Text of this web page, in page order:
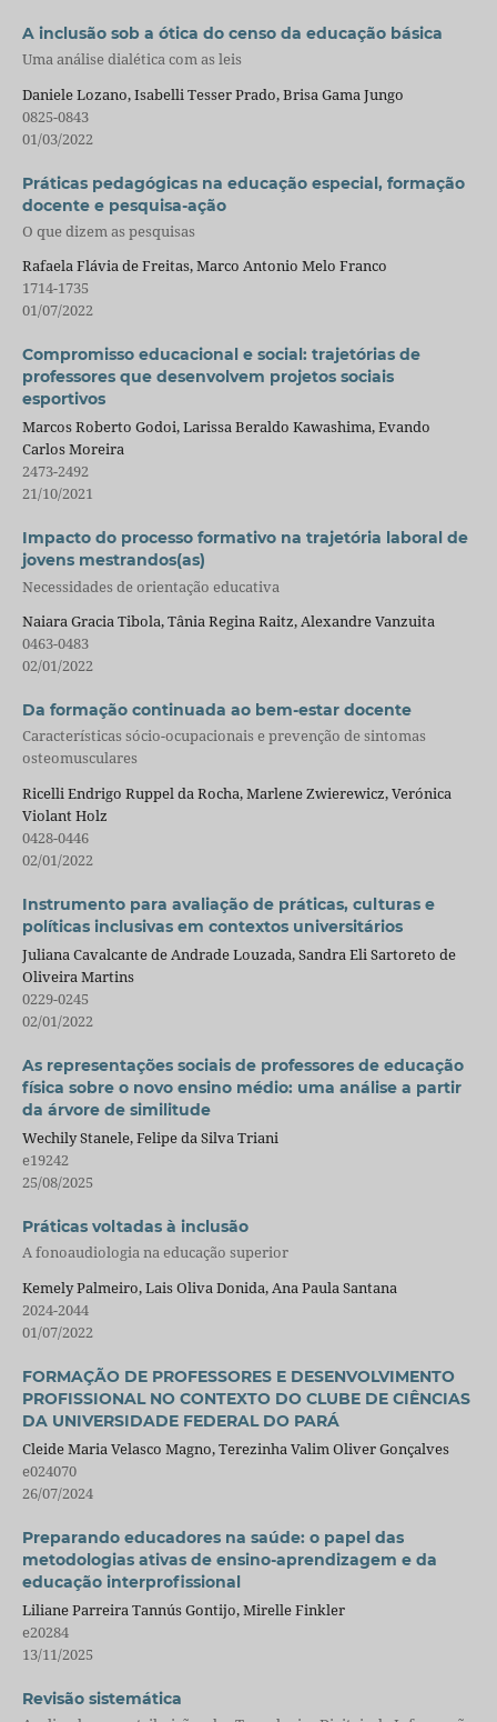
A inclusão sob a ótica do censo da educação básica
Uma análise dialética com as leis
Daniele Lozano, Isabelli Tesser Prado, Brisa Gama Jungo
0825-0843
01/03/2022
Práticas pedagógicas na educação especial, formação
docente e pesquisa-ação
O que dizem as pesquisas
Rafaela Flávia de Freitas, Marco Antonio Melo Franco
1714-1735
01/07/2022
Compromisso educacional e social: trajetórias de
professores que desenvolvem projetos sociais
esportivos
Marcos Roberto Godoi, Larissa Beraldo Kawashima, Evando
Carlos Moreira
2473-2492
21/10/2021
Impacto do processo formativo na trajetória laboral de
jovens mestrandos(as)
Necessidades de orientação educativa
Naiara Gracia Tibola, Tânia Regina Raitz, Alexandre Vanzuita
0463-0483
02/01/2022
Da formação continuada ao bem-estar docente
Características sócio-ocupacionais e prevenção de sintomas
osteomusculares
Ricelli Endrigo Ruppel da Rocha, Marlene Zwierewicz, Verónica
Violant Holz
0428-0446
02/01/2022
Instrumento para avaliação de práticas, culturas e
políticas inclusivas em contextos universitários
Juliana Cavalcante de Andrade Louzada, Sandra Eli Sartoreto de
Oliveira Martins
0229-0245
02/01/2022
As representações sociais de professores de educação
física sobre o novo ensino médio: uma análise a partir
da árvore de similitude
Wechily Stanele, Felipe da Silva Triani
e19242
25/08/2025
Práticas voltadas à inclusão
A fonoaudiologia na educação superior
Kemely Palmeiro, Lais Oliva Donida, Ana Paula Santana
2024-2044
01/07/2022
FORMAÇÃO DE PROFESSORES E DESENVOLVIMENTO
PROFISSIONAL NO CONTEXTO DO CLUBE DE CIÊNCIAS
DA UNIVERSIDADE FEDERAL DO PARÁ
Cleide Maria Velasco Magno, Terezinha Valim Oliver Gonçalves
e024070
26/07/2024
Preparando educadores na saúde: o papel das
metodologias ativas de ensino-aprendizagem e da
educação interprofissional
Liliane Parreira Tannús Gontijo, Mirelle Finkler
e20284
13/11/2025
Revisão sistemática